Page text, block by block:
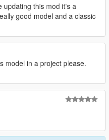
updating this mod it's a
good model and a classic
model in a project please.